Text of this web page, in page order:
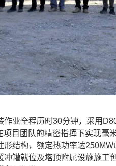
全程历时30分钟，采用
项目团队的精密指挥下实现毫
形结构，额定热功率达
冲罐就位及塔顶附属设施施工